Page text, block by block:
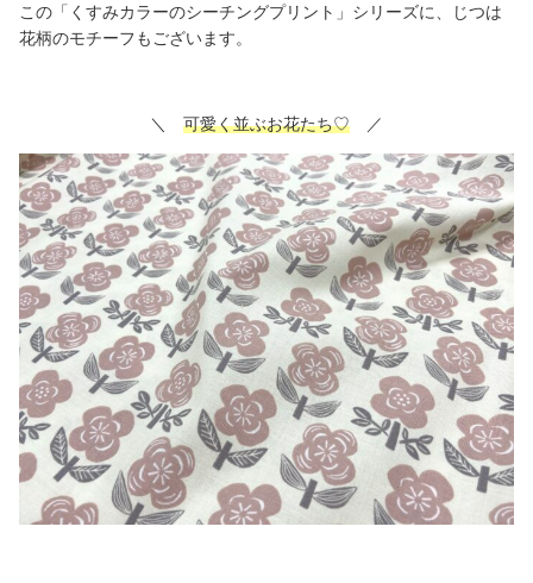
この「くすみカラーのシーチングプリント」シリーズに、じつは
花柄のモチーフもございます。
＼ 可愛く並ぶお花たち♡ ／